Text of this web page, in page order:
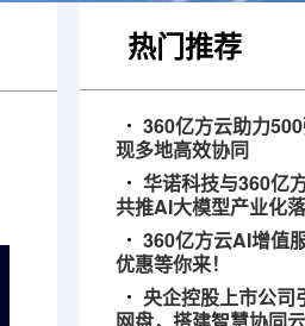
热门推荐
360亿方云助力
现多地高效协同
华诺科技与360亿
共推AI大模型产业化
360亿方云AI增值
优惠等你来！
央企控股上市公司